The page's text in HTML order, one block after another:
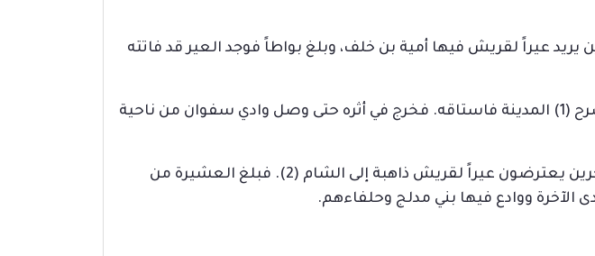
عيراً لقريش فيها أمية بن خلف، وبلغ بواطاً فوجد العير قد فاتته
6- ثم خرج – في الشهر نفسه – في طلب كرز بن جابر الفهري الذي أغار على سرح (1) المدينة فاستاقه. فخرج في أثره حتى وصل وادي سفوان من ناحية
7- ثم خرج ﷺ في جمادى الأولى من السنة الثانية في مائة وخمسين من الهاجرين يعترضون عيراً لقريش ذاهبة إلى الشام (2). فبلغ العشيرة من
الآخرة ووادع فيها بني مدلج وحلفاءهم.